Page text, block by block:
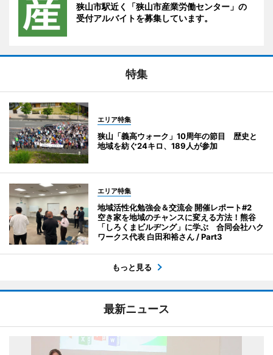
狭山市駅近く「狭山市産業労働センター」の
受付アルバイトを募集しています。
特集
エリア特集
狭山「義高ウォーク」10周年の節目 歴史と
地域を紡ぐ24キロ、189人が参加
エリア特集
地域活性化勉強会＆交流会 開催レポート#2
空き家を地域のチャンスに変える方法！熊谷
「しろくまビルヂング」に学ぶ 合同会社ハク
ワークス代表 白田和裕さん / Part3
もっと見る
最新ニュース